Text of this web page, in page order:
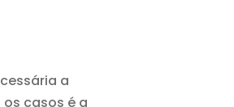
a
casos é a